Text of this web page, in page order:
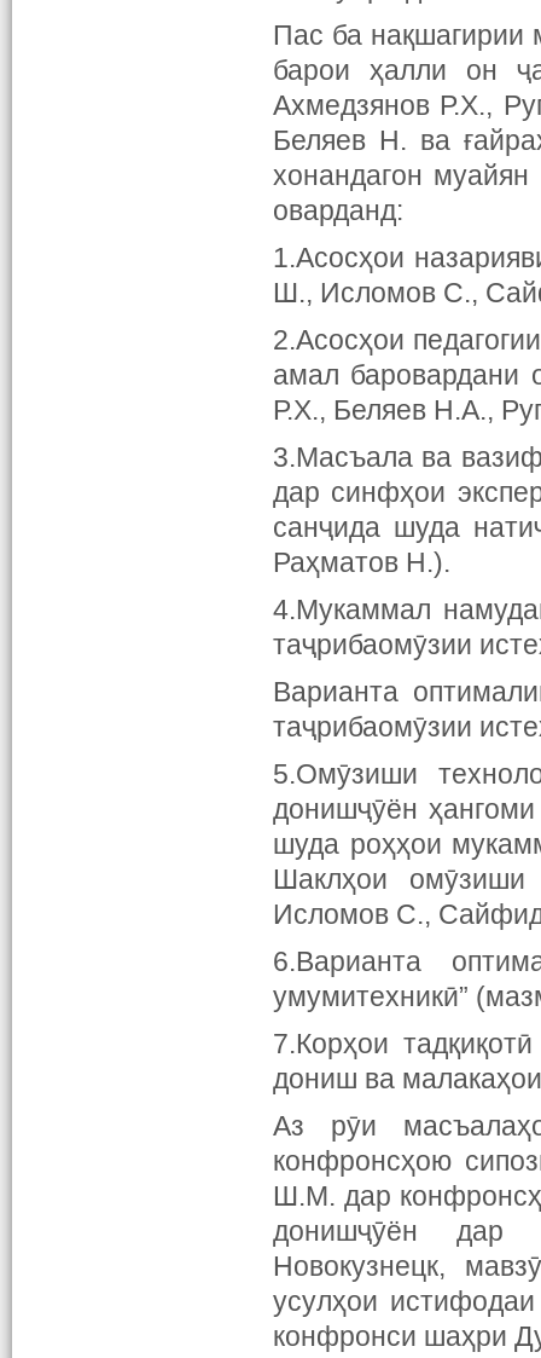
Пас ба нақшагирии
барои ҳалли он
Ахмедзянов Р.Х.,
Беляев Н. ва
хонандагон
оварданд:
1.Асосҳои
Ш., Исломов С.,
2.Асосҳои
амал баровардани
Р.Х., Беляев Н.А.,
3.Масъала ва
дар синфҳои
санҷида шуда
Раҳматов Н.).
4.Мукаммал
таҷрибаомӯзии
Варианта
таҷрибаомӯзии
5.Омӯзиши
донишҷӯён
шуда роҳҳои
Шаклҳои
Исломов С.,
6.Варианта
умумитехникӣ”
7.Корҳои
дониш ва
Аз рӯи
конфронсҳою
Ш.М. дар
донишҷӯён дар
Новокузнецк,
усулҳои
конфронси шаҳри